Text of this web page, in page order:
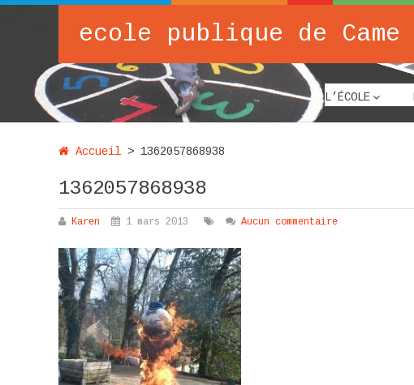
ecole publique de Came
L’ÉCOLE
Accueil > 1362057868938
1362057868938
Karen 1 mars 2013 Aucun commentaire